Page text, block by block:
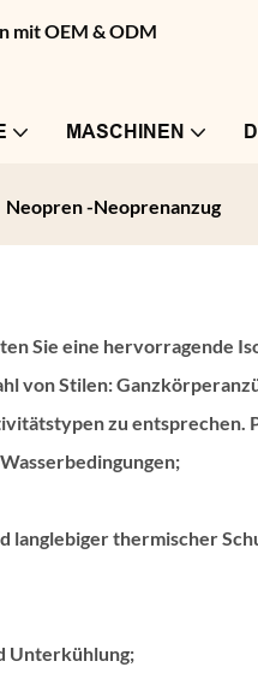
mit OEM & ODM
MASCHINEN
Neopren -Neoprenanzug
Sie eine hervorragende
von Stilen:
zu
langlebiger thermischer
Unterkühlung;